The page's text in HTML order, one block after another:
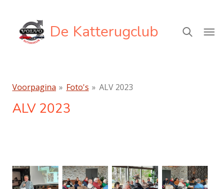
direct
naar
De Katterugclub
Voorpagina » Foto's » ALV 2023
ALV 2023